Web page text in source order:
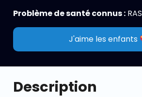
Problème de santé connus : RAS
J'aime les enfants
Description